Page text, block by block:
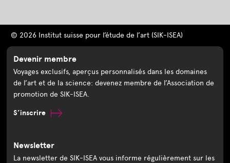
© 2026 Institut suisse pour l’étude de l’art (SIK-ISEA)
Devenir membre
Voyages exclusifs, aperçus personnalisés dans les domaines
de l’art et de la science: devenez membre de l’Association de
promotion de SIK-ISEA.
S’inscrire
Newsletter
La newsletter de SIK-ISEA vous informe régulièrement sur les